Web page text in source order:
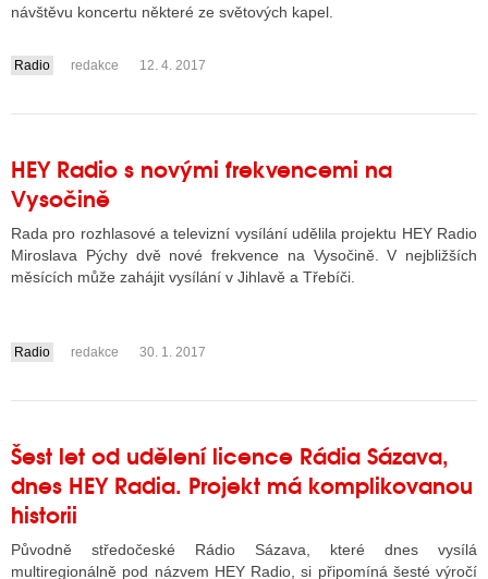
návštěvu koncertu některé ze světových kapel.
....
Radio redakce 12. 4. 2017
HEY Radio s novými frekvencemi na
Vysočině
Rada pro rozhlasové a televizní vysílání udělila projektu HEY Radio
Miroslava Pýchy dvě nové frekvence na Vysočině. V nejbližších
měsících může zahájit vysílání v Jihlavě a Třebíči.
....
Radio redakce 30. 1. 2017
Šest let od udělení licence Rádia Sázava,
dnes HEY Radia. Projekt má komplikovanou
historii
Původně středočeské Rádio Sázava, které dnes vysílá
multiregionálně pod názvem HEY Radio, si připomíná šesté výročí